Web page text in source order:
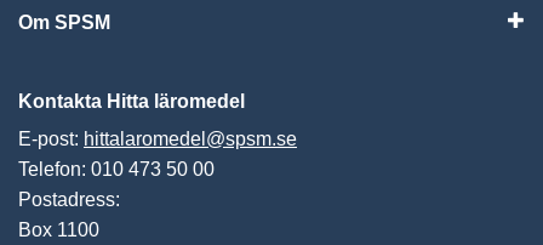
Om SPSM
Kontakta Hitta läromedel
E-post: hittalaromedel@spsm.se
Telefon: 010 473 50 00
Postadress:
Box 1100